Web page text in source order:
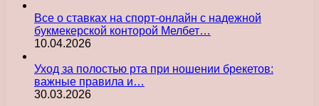
Все о ставках на спорт-онлайн с надежной
букмекерской конторой Мелбет…
10.04.2026
Уход за полостью рта при ношении брекетов:
важные правила и…
30.03.2026